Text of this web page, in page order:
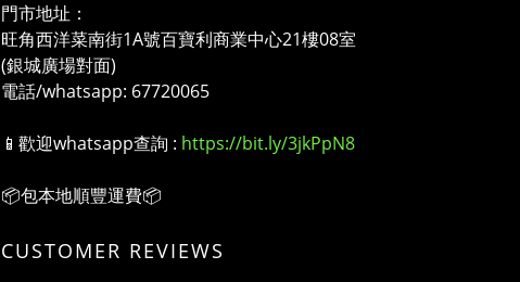
門市地址：
旺角西洋菜南街1A號百寶利商業中心21樓08室
(銀城廣場對面)
電話/whatsapp: 67720065
📱歡迎whatsapp查詢 : https://bit.ly/3jkPpN8
📦包本地順豐運費📦
CUSTOMER REVIEWS